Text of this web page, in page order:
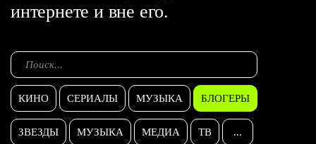
интернете и вне его.
КИНО СЕРИАЛЫ МУЗЫКА БЛОГЕРЫ
ЗВЕЗДЫ МУЗЫКА МЕДИА ТВ ...